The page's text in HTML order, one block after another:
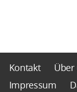
Kontakt Über
Impressum